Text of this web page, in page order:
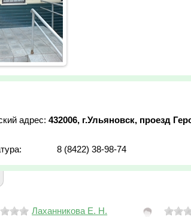
адрес: 432006, г.Ульяновск, проезд
8 (8422) 38-98-74
Лаханникова Е. Н.